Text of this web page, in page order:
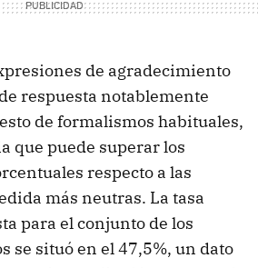
de agradecimiento
respuesta notablemente
de formalismos habituales,
que puede superar los
respecto a las
más neutras. La tasa
para el conjunto de los
se situó en el 47,5%, un dato